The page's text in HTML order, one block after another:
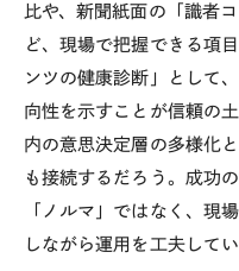
比や、新聞紙面の「識者
ど、現場で把握できる項
ンツの健康診断」として
向性を示すことが信頼の
内の意思決定層の多様化
も接続するだろう。成功
「ノルマ」ではなく、現
しながら運用を工夫して